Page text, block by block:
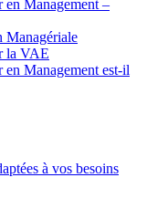
Management –
la VAE
Management est-il
à vos besoins